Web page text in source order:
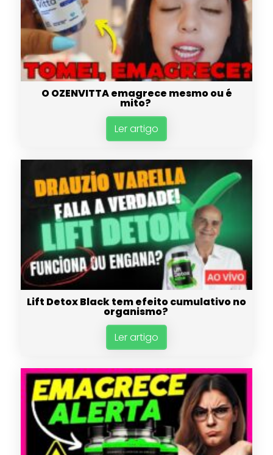
O OZENVITTA emagrece mesmo ou é
mito?
Ler artigo
Lift Detox Black tem efeito cumulativo no
organismo?
Ler artigo